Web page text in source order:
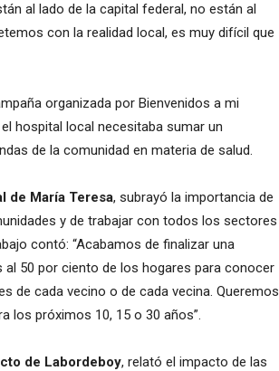
al lado de la capital federal, no están al
con la realidad local, es muy difícil que
organizada por Bienvenidos a mi
hospital local necesitaba sumar un
de la comunidad en materia de salud.
de María Teresa, subrayó la importancia de
y de trabajar con todos los sectores
contó: “Acabamos de finalizar una
50 por ciento de los hogares para conocer
de cada vecino o de cada vecina. Queremos
los próximos 10, 15 o 30 años”.
de Labordeboy, relató el impacto de las